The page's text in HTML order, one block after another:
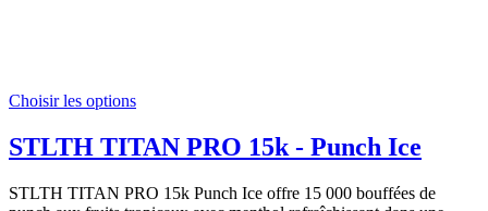
Choisir les options
STLTH TITAN PRO 15k - Punch Ice
STLTH TITAN PRO 15k Punch Ice offre 15 000 bouffées de